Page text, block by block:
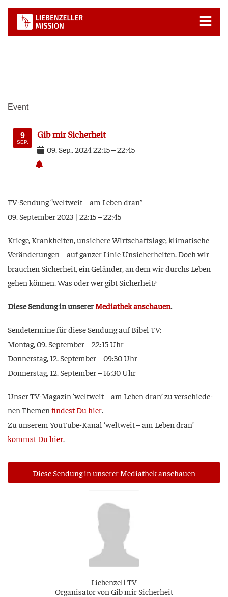
Zum
Inhalt
springen
Event
9
SEP.
Gib mir Sicherheit
09. Sep..202422:15–22:45
TV-Sen­dung “welt­weit – am Leben dran”
09. Sep­tem­ber 2023 | 22:15 – 22:45
Krie­ge, Krank­hei­ten, unsi­che­re Wirt­schafts­la­ge, kli­ma­ti­sche
Ver­än­de­run­gen – auf gan­zer Linie Unsi­cher­hei­ten. Doch wir
brau­chen Sicher­heit, ein Gelän­der, an dem wir durchs Leben
gehen kön­nen. Was oder wer gibt Sicherheit?
Die­se Sen­dung in unse­rer Media­thek anschau­en.
Sen­de­ter­mi­ne für die­se Sen­dung auf Bibel TV:
Mon­tag, 09. Sep­tem­ber – 22:15 Uhr
Don­ners­tag, 12. Sep­tem­ber – 09:30 Uhr
Don­ners­tag, 12. Sep­tem­ber – 16:30 Uhr
Unser TV-Maga­zin ‘welt­weit – am Leben dran’ zu ver­schie­de­
nen The­men fin­dest Du hier.
Zu unse­rem You­Tube-Kanal ‘welt­weit – am Leben dran’
kommst Du hier.
Die­se Sen­dung in unse­rer Media­thek anschauen
Lie­ben­zell TV
Orga­ni­sa­tor von Gib mir Sicherheit